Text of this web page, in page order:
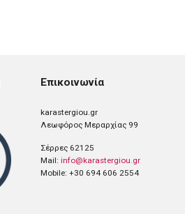
Επικοινωνία
karastergiou.gr
Λεωφόρος Μεραρχίας 99
Σέρρες 62125
Mail: info@karastergiou.gr
Mobile: +30 694 606 2554